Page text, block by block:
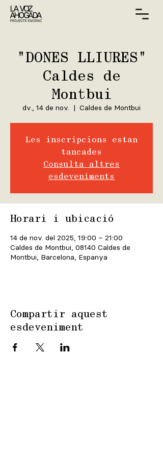
"DONES LLIURES"
Caldes de
Montbui
dv., 14 de nov.
  |
Caldes de Montbui
Les inscripcions estan
tancades
Consulta altres
esdeveniments
Horari i ubicació
14 de nov. del 2025, 19:00 – 21:00
Caldes de Montbui, 08140 Caldes de
Montbui, Barcelona, Espanya
Compartir aquest
esdeveniment